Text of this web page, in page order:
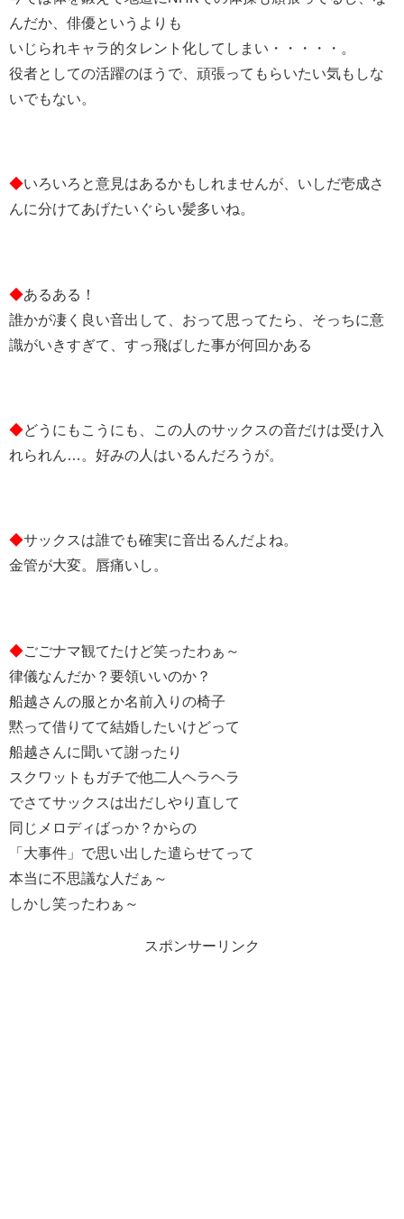
んだか、俳優というよりも
いじられキャラ的タレント化してしまい・・・・・。
役者としての活躍のほうで、頑張ってもらいたい気もしな
いでもない。
◆いろいろと意見はあるかもしれませんが、いしだ壱成さ
んに分けてあげたいぐらい髪多いね。
◆あるある！
誰かが凄く良い音出して、おって思ってたら、そっちに意
識がいきすぎて、すっ飛ばした事が何回かある
◆どうにもこうにも、この人のサックスの音だけは受け入
れられん…。好みの人はいるんだろうが。
◆サックスは誰でも確実に音出るんだよね。
金管が大変。唇痛いし。
◆ごごナマ観てたけど笑ったわぁ～
律儀なんだか？要領いいのか？
船越さんの服とか名前入りの椅子
黙って借りてて結婚したいけどって
船越さんに聞いて謝ったり
スクワットもガチで他二人ヘラヘラ
でさてサックスは出だしやり直して
同じメロディばっか？からの
「大事件」で思い出した遣らせてって
本当に不思議な人だぁ～
しかし笑ったわぁ～
スポンサーリンク